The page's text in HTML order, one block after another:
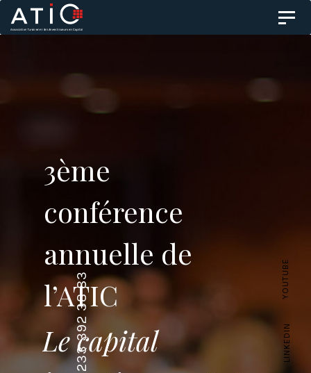
Skip
links
Skip
to
3ème
conférence
annuelle de
l’ATIC
LINKEDIN
YOUTUBE
Le capital